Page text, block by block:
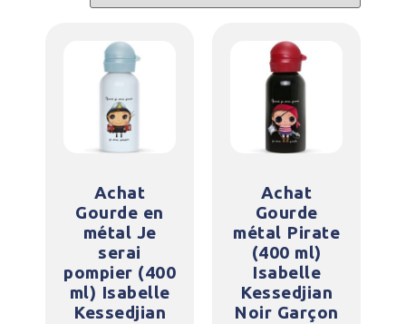
Achat
Gourde en
métal Je
serai
pompier (400
ml) Isabelle
Kessedjian
Achat
Gourde
métal Pirate
(400 ml)
Isabelle
Kessedjian
Noir Garçon